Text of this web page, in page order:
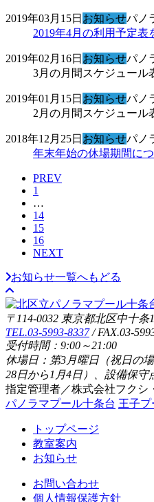
2019年03月15日 お知らせパノ
2019年4月の利用予定表
2019年02月16日 お知らせパノ
3月の月間スケジュール
2019年01月15日 お知らせパノ
2月の月間スケジュール
2018年12月25日 お知らせパノ
年末年始の休場期間に
PREV
1
…
14
15
16
NEXT
お知らせ一覧へもどる
〒114-0032 東京都北区中十条
TEL.03-5993-8337/ FAX.03-
受付時間：9:00～21:00
休場日：第3月曜日（祝日の
28日から1月4日）、設備保守
指定管理者／株式会社フクシ
パノラマプール十条台 王子プ
トップページ
教室案内
お知らせ
お問い合わせ
個人情報保護方針